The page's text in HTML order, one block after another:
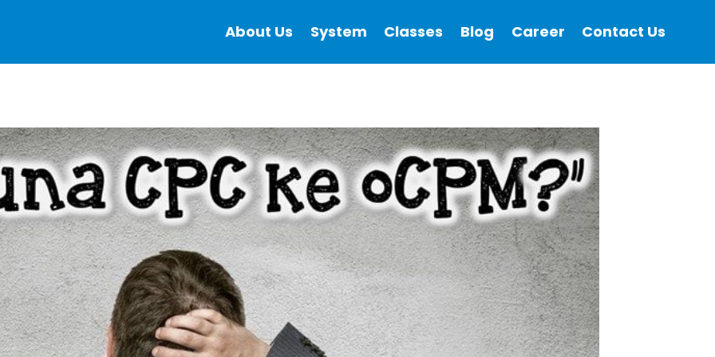
About Us System Classes Blog Career Contact Us